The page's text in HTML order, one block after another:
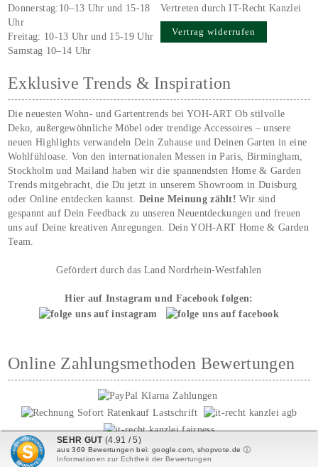
Donnerstag:10–13 Uhr und 15-18
Uhr
Freitag: 10-13 Uhr und 15-19 Uhr
Samstag 10–14 Uhr
Vertreten durch IT-Recht Kanzlei
Vertrag widerrufen
Exklusive Trends & Inspiration
Die neuesten Wohn- und Gartentrends bei YOH‑ART Ob stilvolle
Deko, außergewöhnliche Möbel oder trendige Accessoires – unsere
neuen Highlights verwandeln Dein Zuhause und Deinen Garten in eine
Wohlfühloase. Von den internationalen Messen in Paris, Birmingham,
Stockholm und Mailand haben wir die spannendsten Home & Garden
Trends mitgebracht, die Du jetzt in unserem Showroom in Duisburg
oder Online entdecken kannst. Deine Meinung zählt!Wir sind
gespannt auf Dein Feedback zu unseren Neuentdeckungen und freuen
uns auf Deine kreativen Anregungen. Dein YOH‑ART Home & Garden
Team.
Gefördert durch das Land Nordrhein-Westfahlen
Hier auf Instagram und Facebook folgen:
Online Zahlungsmethoden Bewertungen
SEHR GUT (4.91 / 5)
aus369 Bewertungen bei: google.com, shopvote.de ⓘ
Informationen zur Echtheit der Bewertungen